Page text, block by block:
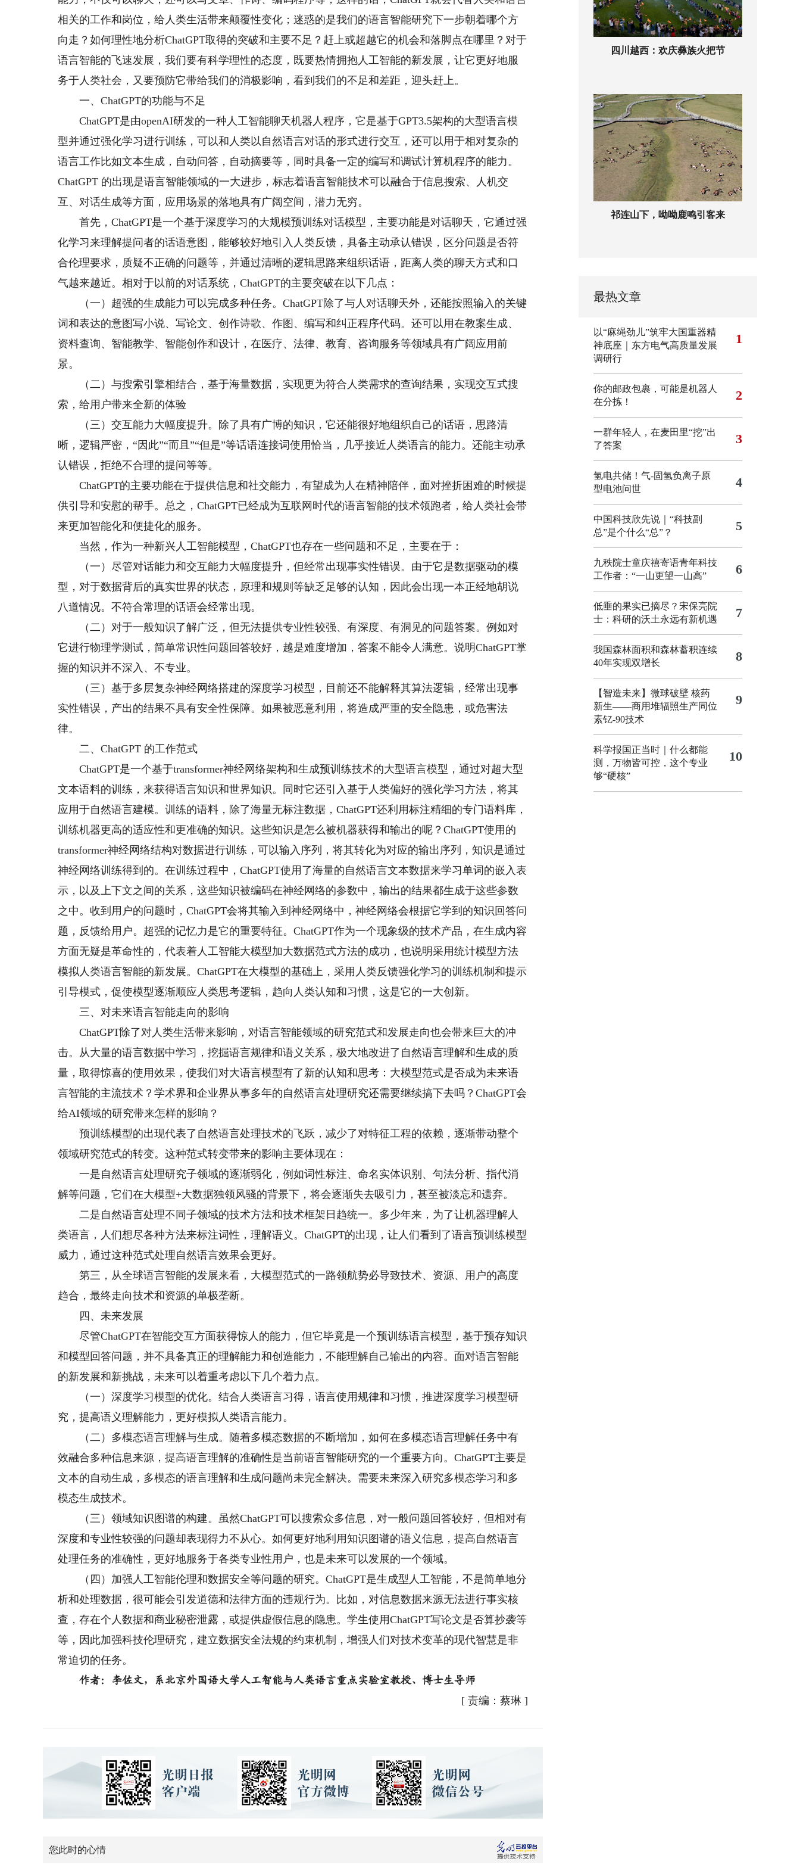
相关的工作和岗位，给人类生活带来颠覆性变化；迷惑的是我们的语言智能研究下一步朝着哪个方
向走？如何理性地分析ChatGPT取得的突破和主要不足？赶上或超越它的机会和落脚点在哪里？对于
语言智能的飞速发展，我们要有科学理性的态度，既要热情拥抱人工智能的新发展，让它更好地服
务于人类社会，又要预防它带给我们的消极影响，看到我们的不足和差距，迎头赶上。
一、ChatGPT的功能与不足
ChatGPT是由openAI研发的一种人工智能聊天机器人程序，它是基于GPT3.5架构的大型语言模
型并通过强化学习进行训练，可以和人类以自然语言对话的形式进行交互，还可以用于相对复杂的
语言工作比如文本生成，自动问答，自动摘要等，同时具备一定的编写和调试计算机程序的能力。
ChatGPT 的出现是语言智能领域的一大进步，标志着语言智能技术可以融合于信息搜索、人机交
互、对话生成等方面，应用场景的落地具有广阔空间，潜力无穷。
首先，ChatGPT是一个基于深度学习的大规模预训练对话模型，主要功能是对话聊天，它通过强
化学习来理解提问者的话语意图，能够较好地引入人类反馈，具备主动承认错误，区分问题是否符
合伦理要求，质疑不正确的问题等，并通过清晰的逻辑思路来组织话语，距离人类的聊天方式和口
气越来越近。相对于以前的对话系统，ChatGPT的主要突破在以下几点：
（一）超强的生成能力可以完成多种任务。ChatGPT除了与人对话聊天外，还能按照输入的关键
词和表达的意图写小说、写论文、创作诗歌、作图、编写和纠正程序代码。还可以用在教案生成、
资料查询、智能教学、智能创作和设计，在医疗、法律、教育、咨询服务等领域具有广阔应用前
景。
（二）与搜索引擎相结合，基于海量数据，实现更为符合人类需求的查询结果，实现交互式搜
索，给用户带来全新的体验
（三）交互能力大幅度提升。除了具有广博的知识，它还能很好地组织自己的话语，思路清
晰，逻辑严密，“因此”“而且”“但是”等话语连接词使用恰当，几乎接近人类语言的能力。还能主动承
认错误，拒绝不合理的提问等等。
ChatGPT的主要功能在于提供信息和社交能力，有望成为人在精神陪伴，面对挫折困难的时候提
供引导和安慰的帮手。总之，ChatGPT已经成为互联网时代的语言智能的技术领跑者，给人类社会带
来更加智能化和便捷化的服务。
当然，作为一种新兴人工智能模型，ChatGPT也存在一些问题和不足，主要在于：
（一）尽管对话能力和交互能力大幅度提升，但经常出现事实性错误。由于它是数据驱动的模
型，对于数据背后的真实世界的状态，原理和规则等缺乏足够的认知，因此会出现一本正经地胡说
八道情况。不符合常理的话语会经常出现。
（二）对于一般知识了解广泛，但无法提供专业性较强、有深度、有洞见的问题答案。例如对
它进行物理学测试，简单常识性问题回答较好，越是难度增加，答案不能令人满意。说明ChatGPT掌
握的知识并不深入、不专业。
（三）基于多层复杂神经网络搭建的深度学习模型，目前还不能解释其算法逻辑，经常出现事
实性错误，产出的结果不具有安全性保障。如果被恶意利用，将造成严重的安全隐患，或危害法
律。
二、ChatGPT 的工作范式
ChatGPT是一个基于transformer神经网络架构和生成预训练技术的大型语言模型，通过对超大型
文本语料的训练，来获得语言知识和世界知识。同时它还引入基于人类偏好的强化学习方法，将其
应用于自然语言建模。训练的语料，除了海量无标注数据，ChatGPT还利用标注精细的专门语料库，
训练机器更高的适应性和更准确的知识。这些知识是怎么被机器获得和输出的呢？ChatGPT使用的
transformer神经网络结构对数据进行训练，可以输入序列，将其转化为对应的输出序列，知识是通过
神经网络训练得到的。在训练过程中，ChatGPT使用了海量的自然语言文本数据来学习单词的嵌入表
示，以及上下文之间的关系，这些知识被编码在神经网络的参数中，输出的结果都生成于这些参数
之中。收到用户的问题时，ChatGPT会将其输入到神经网络中，神经网络会根据它学到的知识回答问
题，反馈给用户。超强的记忆力是它的重要特征。ChatGPT作为一个现象级的技术产品，在生成内容
方面无疑是革命性的，代表着人工智能大模型加大数据范式方法的成功，也说明采用统计模型方法
模拟人类语言智能的新发展。ChatGPT在大模型的基础上，采用人类反馈强化学习的训练机制和提示
引导模式，促使模型逐渐顺应人类思考逻辑，趋向人类认知和习惯，这是它的一大创新。
三、对未来语言智能走向的影响
ChatGPT除了对人类生活带来影响，对语言智能领域的研究范式和发展走向也会带来巨大的冲
击。从大量的语言数据中学习，挖掘语言规律和语义关系，极大地改进了自然语言理解和生成的质
量，取得惊喜的使用效果，使我们对大语言模型有了新的认知和思考：大模型范式是否成为未来语
言智能的主流技术？学术界和企业界从事多年的自然语言处理研究还需要继续搞下去吗？ChatGPT会
给AI领域的研究带来怎样的影响？
预训练模型的出现代表了自然语言处理技术的飞跃，减少了对特征工程的依赖，逐渐带动整个
领域研究范式的转变。这种范式转变带来的影响主要体现在：
一是自然语言处理研究子领域的逐渐弱化，例如词性标注、命名实体识别、句法分析、指代消
解等问题，它们在大模型+大数据独领风骚的背景下，将会逐渐失去吸引力，甚至被淡忘和遗弃。
二是自然语言处理不同子领域的技术方法和技术框架日趋统一。多少年来，为了让机器理解人
类语言，人们想尽各种方法来标注词性，理解语义。ChatGPT的出现，让人们看到了语言预训练模型
威力，通过这种范式处理自然语言效果会更好。
第三，从全球语言智能的发展来看，大模型范式的一路领航势必导致技术、资源、用户的高度
趋合，最终走向技术和资源的单极垄断。
四、未来发展
尽管ChatGPT在智能交互方面获得惊人的能力，但它毕竟是一个预训练语言模型，基于预存知识
和模型回答问题，并不具备真正的理解能力和创造能力，不能理解自己输出的内容。面对语言智能
的新发展和新挑战，未来可以着重考虑以下几个着力点。
（一）深度学习模型的优化。结合人类语言习得，语言使用规律和习惯，推进深度学习模型研
究，提高语义理解能力，更好模拟人类语言能力。
（二）多模态语言理解与生成。随着多模态数据的不断增加，如何在多模态语言理解任务中有
效融合多种信息来源，提高语言理解的准确性是当前语言智能研究的一个重要方向。ChatGPT主要是
文本的自动生成，多模态的语言理解和生成问题尚未完全解决。需要未来深入研究多模态学习和多
模态生成技术。
（三）领域知识图谱的构建。虽然ChatGPT可以搜索众多信息，对一般问题回答较好，但相对有
深度和专业性较强的问题却表现得力不从心。如何更好地利用知识图谱的语义信息，提高自然语言
处理任务的准确性，更好地服务于各类专业性用户，也是未来可以发展的一个领域。
（四）加强人工智能伦理和数据安全等问题的研究。ChatGPT是生成型人工智能，不是简单地分
析和处理数据，很可能会引发道德和法律方面的违规行为。比如，对信息数据来源无法进行事实核
查，存在个人数据和商业秘密泄露，或提供虚假信息的隐患。学生使用ChatGPT写论文是否算抄袭等
等，因此加强科技伦理研究，建立数据安全法规的约束机制，增强人们对技术变革的现代智慧是非
常迫切的任务。
作者：李佐文，系北京外国语大学人工智能与人类语言重点实验室教授、博士生导师
[ 责编：蔡琳]
您此时的心情
四川越西：欢庆彝族火把节
祁连山下，呦呦鹿鸣引客来
最热文章
以“麻绳劲儿”筑牢大国重器精
神底座｜东方电气高质量发展
调研行
1
你的邮政包裹，可能是机器人
在分拣！
2
一群年轻人，在麦田里“挖”出
了答案
3
氢电共储！气-固氢负离子原
型电池问世
4
中国科技欣先说｜“科技副
总”是个什么“总”？
5
九秩院士童庆禧寄语青年科技
工作者：“一山更望一山高”
6
低垂的果实已摘尽？宋保亮院
士：科研的沃土永远有新机遇
7
我国森林面积和森林蓄积连续
40年实现双增长
8
【智造未来】微球破壁 核药
新生——商用堆辐照生产同位
素钇-90技术
9
科学报国正当时｜什么都能
测，万物皆可控，这个专业
够“硬核”
10